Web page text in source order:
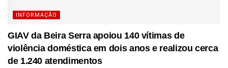
INFORMAÇÃO
GIAV da Beira Serra apoiou 140 vítimas de
violência doméstica em dois anos e realizou cerca
de 1.240 atendimentos